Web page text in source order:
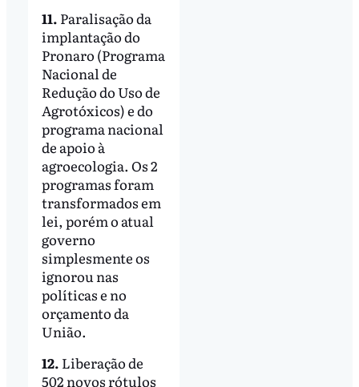
11. Paralisação da
implantação do
Pronaro (Programa
Nacional de
Redução do Uso de
Agrotóxicos) e do
programa nacional
de apoio à
agroecologia. Os 2
programas foram
transformados em
lei, porém o atual
governo
simplesmente os
ignorou nas
políticas e no
orçamento da
União.
12. Liberação de
502 novos rótulos